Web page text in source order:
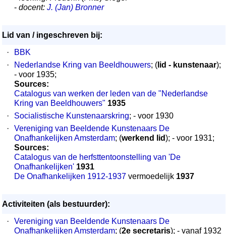
- docent: J. (Jan) Bronner
Lid van / ingeschreven bij:
·
BBK
·
Nederlandse Kring van Beeldhouwers; ( lid - kunstenaar);
- voor 1935;
Sources:
Catalogus van werken der leden van de "Nederlandse
Kring van Beeldhouwers" 1935
·
Socialistische Kunstenaarskring; - voor 1930
·
Vereniging van Beeldende Kunstenaars De
Onafhankelijken Amsterdam; (werkend lid); - voor 1931;
Sources:
Catalogus van de herfsttentoonstelling van 'De
Onafhankelijken' 1931
De Onafhankelijken 1912-1937 vermoedelijk 1937
Activiteiten (als bestuurder):
·
Vereniging van Beeldende Kunstenaars De
Onafhankelijken Amsterdam; (2e secretaris); - vanaf 1932